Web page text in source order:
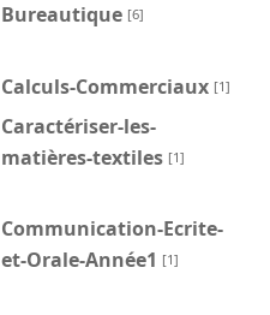
Bureautique [6]
Calculs-Commerciaux [1]
Caractériser-les-
matières-textiles [1]
Communication-Ecrite-
et-Orale-Année1 [1]